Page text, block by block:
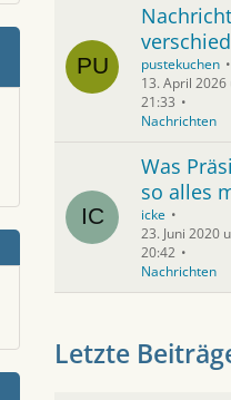
pustekuchen
13. April 2026
21:33
Nachrichten
Was
so alles
icke
23. Juni 2020
20:42
Nachrichten
Letzte